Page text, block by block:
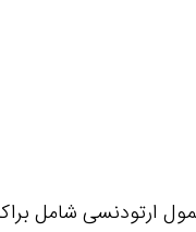
ارتودنسی شامل